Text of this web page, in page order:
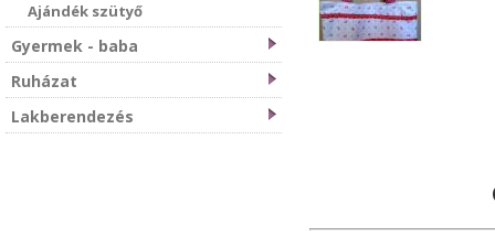
Ajándék szütyő
Gyermek - baba
Ruházat
Lakberendezés